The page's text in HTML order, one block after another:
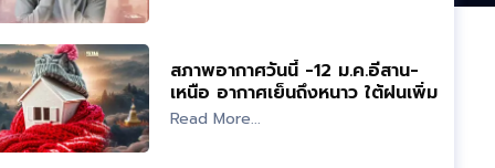
สภาพอากาศวันนี้ -12 ม.ค.อีสาน-
เหนือ อากาศเย็นถึงหนาว ใต้ฝนเพิ่ม
Read More...